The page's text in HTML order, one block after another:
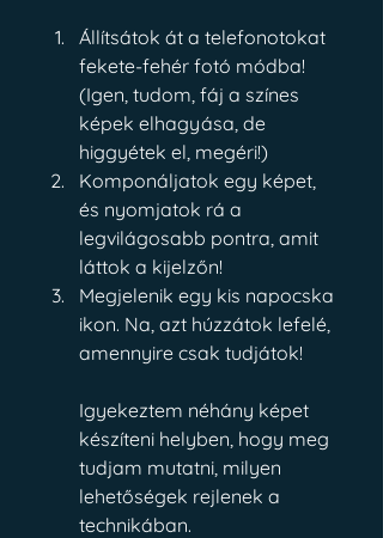
Állítsátok át a telefonotokat
fekete-fehér fotó módba!
(Igen, tudom, fáj a színes
képek elhagyása, de
higgyétek el, megéri!)
Komponáljatok egy képet,
és nyomjatok rá a
legvilágosabb pontra, amit
láttok a kijelzőn!
Megjelenik egy kis napocska
ikon. Na, azt húzzátok lefelé,
amennyire csak tudjátok!
Igyekeztem néhány képet
készíteni helyben, hogy meg
tudjam mutatni, milyen
lehetőségek rejlenek a
technikában.